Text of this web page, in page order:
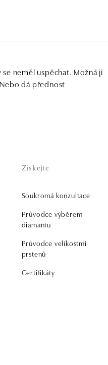
neměl uspěchat. Možná ji
dá přednost
Získejte
Soukromá konzultace
Průvodce výběrem
diamantu
Průvodce velikostmi
prstenů
Certifikáty